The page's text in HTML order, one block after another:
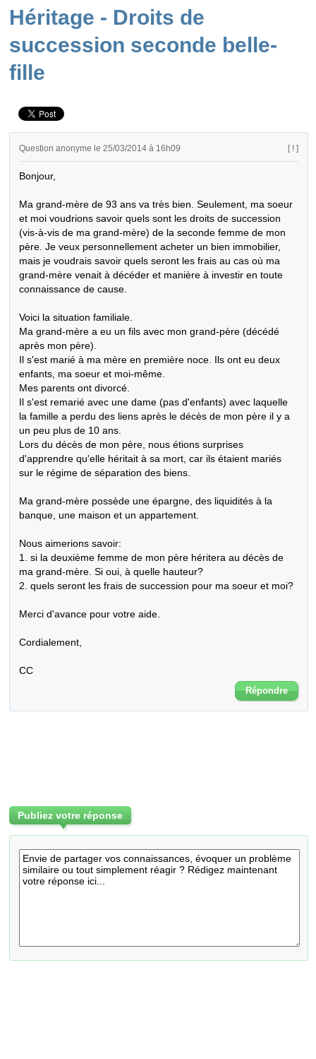
Héritage - Droits de
succession seconde belle-
fille
Question anonyme le 25/03/2014 à 16h09 [ ! ]
Bonjour,
Ma grand-mère de 93 ans va très bien. Seulement, ma soeur
et moi voudrions savoir quels sont les droits de succession
(vis-à-vis de ma grand-mère) de la seconde femme de mon
père. Je veux personnellement acheter un bien immobilier,
mais je voudrais savoir quels seront les frais au cas où ma
grand-mère venait à décéder et manière à investir en toute
connaissance de cause.
Voici la situation familiale.
Ma grand-mère a eu un fils avec mon grand-père (décédé
après mon père).
Il s'est marié à ma mère en première noce. Ils ont eu deux
enfants, ma soeur et moi-même.
Mes parents ont divorcé.
Il s'est remarié avec une dame (pas d'enfants) avec laquelle
la famille a perdu des liens après le décès de mon père il y a
un peu plus de 10 ans.
Lors du décès de mon père, nous étions surprises
d'apprendre qu'elle héritait à sa mort, car ils étaient mariés
sur le régime de séparation des biens.
Ma grand-mère possède une épargne, des liquidités à la
banque, une maison et un appartement.
Nous aimerions savoir:
1. si la deuxième femme de mon père héritera au décès de
ma grand-mère. Si oui, à quelle hauteur?
2. quels seront les frais de succession pour ma soeur et moi?
Merci d'avance pour votre aide.
Cordialement,
CC
Répondre
Publiez votre réponse